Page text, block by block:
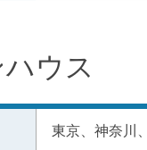
ハウス
東京、神奈川